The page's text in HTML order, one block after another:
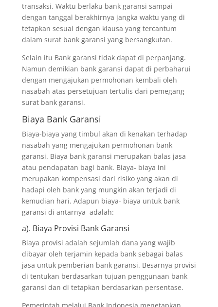
transaksi. Waktu berlaku bank garansi sampai
dengan tanggal berakhirnya jangka waktu yang di
tetapkan sesuai dengan klausa yang tercantum
dalam surat bank garansi yang bersangkutan.
Selain itu Bank garansi tidak dapat di perpanjang.
Namun demikian bank garansi dapat di perbaharui
dengan mengajukan permohonan kembali oleh
nasabah atas persetujuan tertulis dari pemegang
surat bank garansi.
Biaya Bank Garansi
Biaya-biaya yang timbul akan di kenakan terhadap
nasabah yang mengajukan permohonan bank
garansi. Biaya bank garansi merupakan balas jasa
atau pendapatan bagi bank. Biaya- biaya ini
merupakan kompensasi dari risiko yang akan di
hadapi oleh bank yang mungkin akan terjadi di
kemudian hari. Adapun biaya- biaya untuk bank
garansi di antarnya adalah:
a). Biaya Provisi Bank Garansi
Biaya provisi adalah sejumlah dana yang wajib
dibayar oleh terjamin kepada bank sebagai balas
jasa untuk pemberian bank garansi. Besarnya provisi
di tentukan berdasarkan tujuan penggunaan bank
garansi dan di tetapkan berdasarkan persentase.